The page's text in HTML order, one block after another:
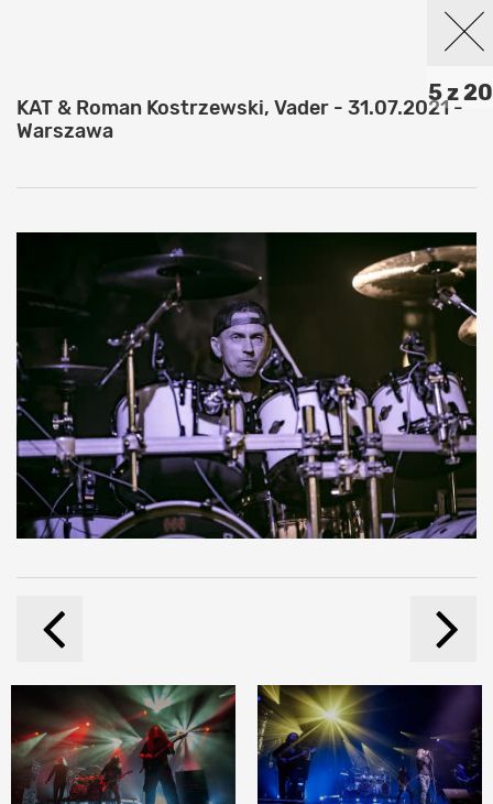
5 z 20
KAT & Roman Kostrzewski, Vader - 31.07.2021 -
Warszawa